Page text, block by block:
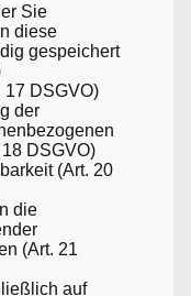
Sie
diese
gespeichert
17 DSGVO)
der
DSGVO)
(Art. 20
die
(Art. 21
auf